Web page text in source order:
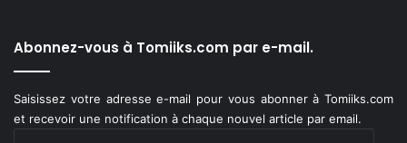
Abonnez-vous à Tomiiks.com par e-mail.
Saisissez votre adresse e-mail pour vous abonner à Tomiiks.com
et recevoir une notification à chaque nouvel article par email.